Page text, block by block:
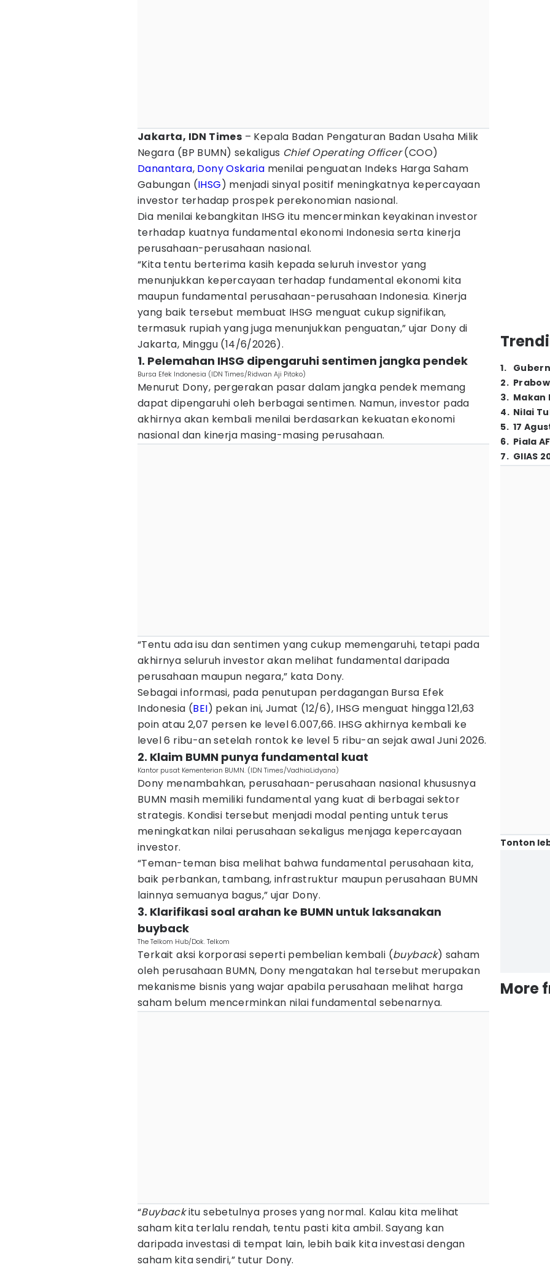
Jakarta, IDN Times – Kepala Badan Pengaturan Badan Usaha Milik
Negara (BP BUMN) sekaligus Chief Operating Officer(COO)
Danantara, Dony Oskaria menilai penguatan Indeks Harga Saham
Gabungan (IHSG) menjadi sinyal positif meningkatnya kepercayaan
investor terhadap prospek perekonomian nasional.
Dia menilai kebangkitan IHSG itu mencerminkan keyakinan investor
terhadap kuatnya fundamental ekonomi Indonesia serta kinerja
perusahaan-perusahaan nasional.
“Kita tentu berterima kasih kepada seluruh investor yang
menunjukkan kepercayaan terhadap fundamental ekonomi kita
maupun fundamental perusahaan-perusahaan Indonesia. Kinerja
yang baik tersebut membuat IHSG menguat cukup signifikan,
termasuk rupiah yang juga menunjukkan penguatan,” ujar Dony di
Jakarta, Minggu (14/6/2026).
1. Pelemahan IHSG dipengaruhi sentimen jangka pendek
Bursa Efek Indonesia (IDN Times/Ridwan Aji Pitoko)
Menurut Dony, pergerakan pasar dalam jangka pendek memang
dapat dipengaruhi oleh berbagai sentimen. Namun, investor pada
akhirnya akan kembali menilai berdasarkan kekuatan ekonomi
nasional dan kinerja masing-masing perusahaan.
“Tentu ada isu dan sentimen yang cukup memengaruhi, tetapi pada
akhirnya seluruh investor akan melihat fundamental daripada
perusahaan maupun negara,” kata Dony.
Sebagai informasi, pada penutupan perdagangan Bursa Efek
Indonesia (BEI) pekan ini, Jumat (12/6), IHSG menguat hingga 121,63
poin atau 2,07 persen ke level 6.007,66. IHSG akhirnya kembali ke
level 6 ribu-an setelah rontok ke level 5 ribu-an sejak awal Juni 2026.
2. Klaim BUMN punya fundamental kuat
Kantor pusat Kementerian BUMN. (IDN Times/VadhiaLidyana)
Dony menambahkan, perusahaan-perusahaan nasional khususnya
BUMN masih memiliki fundamental yang kuat di berbagai sektor
strategis. Kondisi tersebut menjadi modal penting untuk terus
meningkatkan nilai perusahaan sekaligus menjaga kepercayaan
investor.
“Teman-teman bisa melihat bahwa fundamental perusahaan kita,
baik perbankan, tambang, infrastruktur maupun perusahaan BUMN
lainnya semuanya bagus,” ujar Dony.
3. Klarifikasi soal arahan ke BUMN untuk laksanakan
buyback
The Telkom Hub/Dok. Telkom
Terkait aksi korporasi seperti pembelian kembali (buyback) saham
oleh perusahaan BUMN, Dony mengatakan hal tersebut merupakan
mekanisme bisnis yang wajar apabila perusahaan melihat harga
saham belum mencerminkan nilai fundamental sebenarnya.
“Buybackitu sebetulnya proses yang normal. Kalau kita melihat
saham kita terlalu rendah, tentu pasti kita ambil. Sayang kan
daripada investasi di tempat lain, lebih baik kita investasi dengan
saham kita sendiri,” tutur Dony.
1.
2.
3. Makan
4. Nilai
5. 17
6. Piala
7. GIIAS
Tonton
More